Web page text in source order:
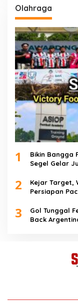
Olahraga
1
Bikin Bangga
Segel Gelar
2
Kejar Target,
Persiapan
3
Gol Tunggal
Back